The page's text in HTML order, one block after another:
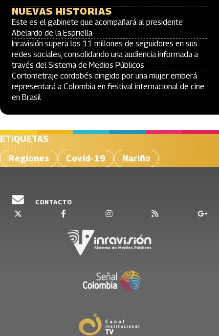
NUEVAS HISTORIAS
Este es el gabinete que acompañará al presidente
Abelardo de la Espriella
Inravisión supera los 11 millones de seguidores en sus
redes sociales, consolidando una audiencia informada a
través del Sistema de Medios Públicos
Cortometraje cordobés dirigido por una mujer emberá
representará a Colombia en festival internacional de cine
en Brasil
ETIQUETAS
Regiones
Covid-19 Nariño
CONTACTO